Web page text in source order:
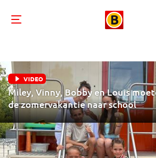
VIDEO
Miley, Vinny, Bobby en Louis
de zomervakantie naar school